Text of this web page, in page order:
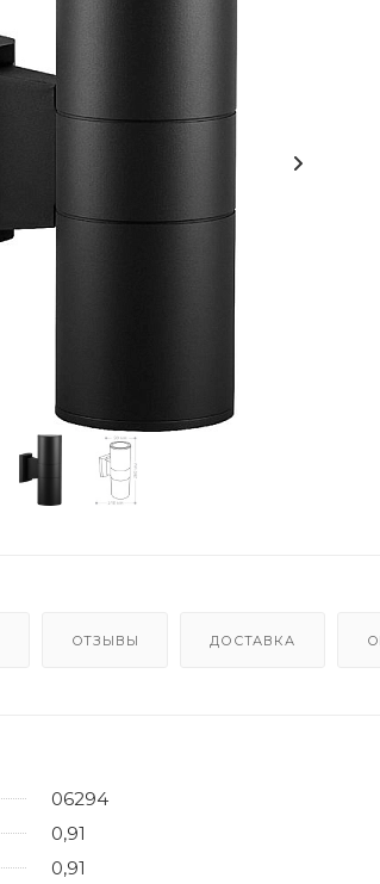
ОТЗЫВЫ ДОСТАВКА
06294
0,91
0,91